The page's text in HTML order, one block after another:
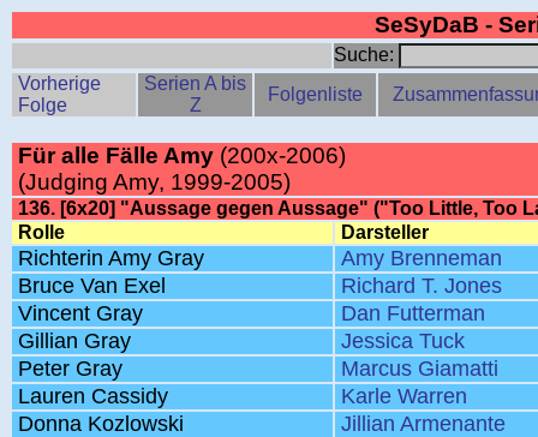
SeSyDaB -
Suche:
Vorherige
Folge
Serien A bis
Z
Folgenliste
Für alle Fälle Amy (200x-2006)
(Judging Amy, 1999-2005)
136. [6x20] "Aussage gegen Aussage" ("Too Little, Too
Rolle
Darsteller
Richterin Amy Gray
Amy Brenneman
Bruce Van Exel
Richard T. Jones
Vincent Gray
Dan Futterman
Gillian Gray
Jessica Tuck
Peter Gray
Marcus Giamatti
Lauren Cassidy
Karle Warren
Donna Kozlowski
Jillian Armenante